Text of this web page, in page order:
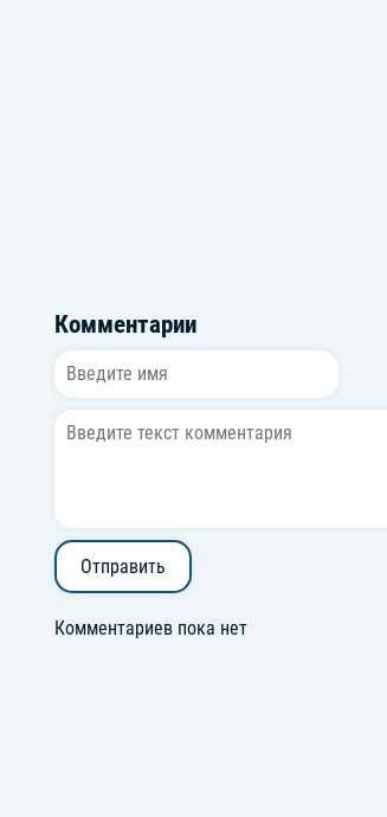
Комментарии
Отправить
Комментариев пока нет